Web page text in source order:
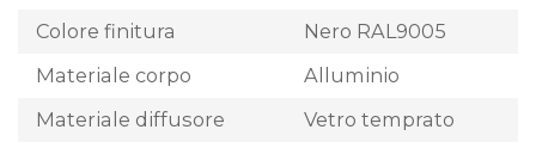
Colore finitura
Nero RAL9005
Materiale corpo
Alluminio
Materiale diffusore
Vetro temprato